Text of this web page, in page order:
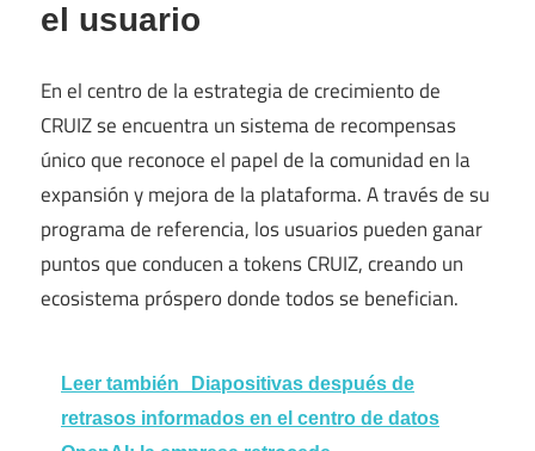
el usuario
En el centro de la estrategia de crecimiento de
CRUIZ se encuentra un sistema de recompensas
único que reconoce el papel de la comunidad en la
expansión y mejora de la plataforma. A través de su
programa de referencia, los usuarios pueden ganar
puntos que conducen a tokens CRUIZ, creando un
ecosistema próspero donde todos se benefician.
Leer también
Diapositivas después de
retrasos informados en el centro de datos